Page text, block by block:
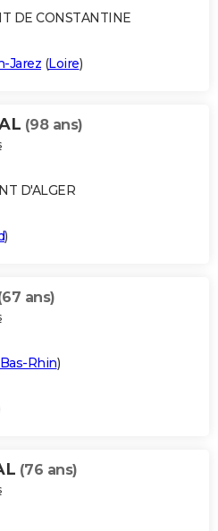
DE CONSTANTINE
Jarez (Loire)
(98 ans)
D'ALGER
)
ans)
Bas-Rhin)
(76 ans)